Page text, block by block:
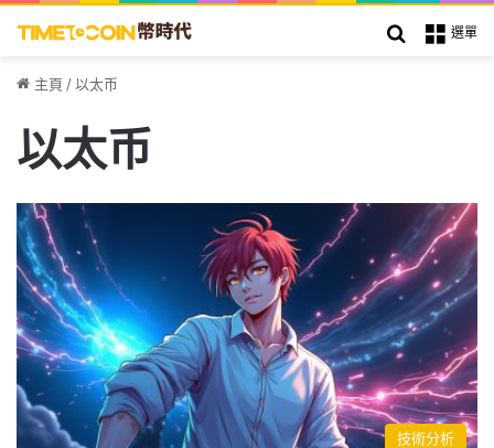
選單
搜索
主頁 / 以太币
以太币
技術分析